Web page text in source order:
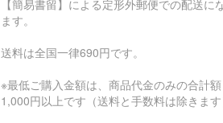
【簡易書留】による定形外郵便での配送に
ます。
送料は全国一律690円です。
※最低ご購入金額は、商品代金のみの合計額
1,000円以上です（送料と手数料は除きます